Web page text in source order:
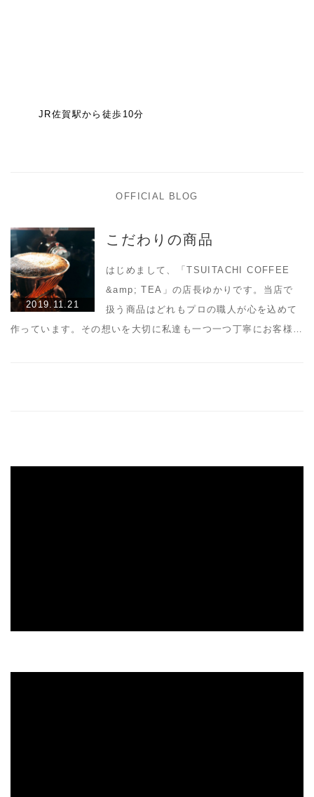
JR佐賀駅から徒歩10分
OFFICIAL BLOG
2019.11.21
こだわりの商品
はじめまして、「TSUITACHI COFFEE
&amp; TEA」の店長ゆかりです。当店で
扱う商品はどれもプロの職人が心を込めて
作っています。その想いを大切に私達も一つ一つ丁寧にお客様…